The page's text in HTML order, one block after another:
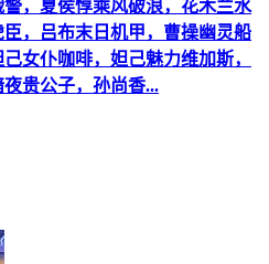
，夏侯惇乘风破浪，花木兰水
，吕布末日机甲，曹操幽灵船
女仆咖啡，妲己魅力维加斯，
贵公子，孙尚香...